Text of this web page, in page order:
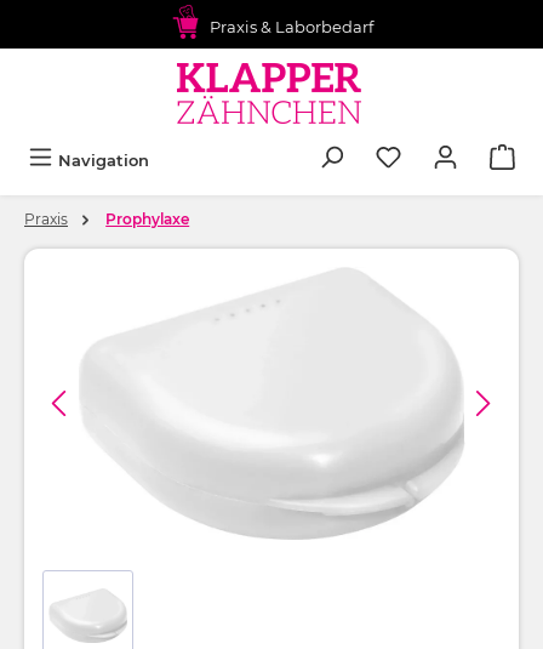
Praxis & Laborbedarf
Navigation
Praxis Prophylaxe